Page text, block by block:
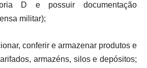
D e possuir documentação
militar);
conferir e armazenar produtos e
armazéns, silos e depósitos;